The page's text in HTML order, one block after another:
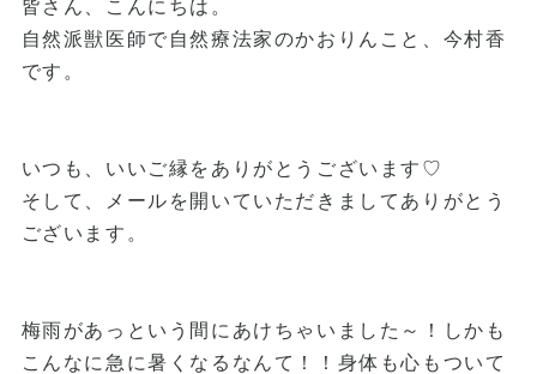
皆さん、こんにちは。
自然派獣医師で自然療法家のかおりんこと、今村香
です。
いつも、いいご縁をありがとうございます♡
そして、メールを開いていただきましてありがとう
ございます。
梅雨があっという間にあけちゃいました～！しかも
こんなに急に暑くなるなんて！！身体も心もついて